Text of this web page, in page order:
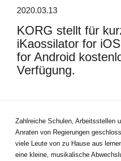
Extras
Events
Händlersuche
Shop
2020.03.13
KORG stellt für
iKaossilator for
for Android
Verfügung.
Zahlreiche Schulen, Arbeitsstellen
Anraten von Regierungen
viele Leute von zu Hause aus
eine kleine, musikalische